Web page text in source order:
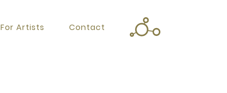
For Artists Contact